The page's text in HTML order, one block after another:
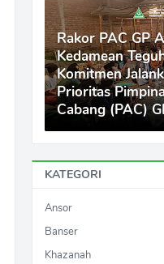
Rakor PAC GP
Kedamean
Komitmen
Prioritas
Cabang (PAC)
KATEGORI
Ansor
Banser
Khazanah